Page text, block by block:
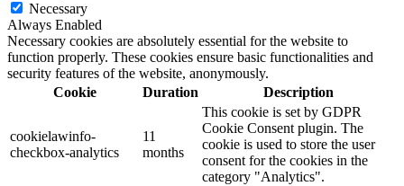
Necessary
Always Enabled
Necessary cookies are absolutely essential for the website to
function properly. These cookies ensure basic functionalities and
security features of the website, anonymously.
Cookie
Duration Description
cookielawinfo-
checkbox-analytics
11
months
This cookie is set by GDPR
Cookie Consent plugin. The
cookie is used to store the user
consent for the cookies in the
category "Analytics".